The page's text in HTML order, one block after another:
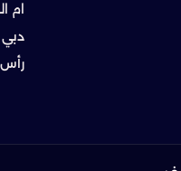
ام
دبي
رأس